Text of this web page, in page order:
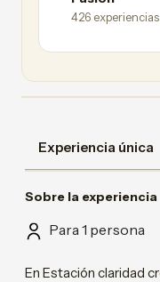
426 experiencias
Experiencia única
Sobre la experiencia
Para 1 persona
En Estación claridad